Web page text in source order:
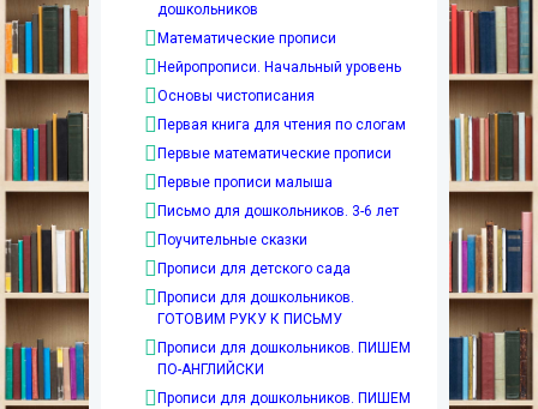
дошкольников
Математические прописи
Нейропрописи. Начальный уровень
Основы чистописания
Первая книга для чтения по слогам
Первые математические прописи
Первые прописи малыша
Письмо для дошкольников. 3-6 лет
Поучительные сказки
Прописи для детского сада
Прописи для дошкольников.
ГОТОВИМ РУКУ К ПИСЬМУ
Прописи для дошкольников. ПИШЕМ
ПО-АНГЛИЙСКИ
Прописи для дошкольников. ПИШЕМ